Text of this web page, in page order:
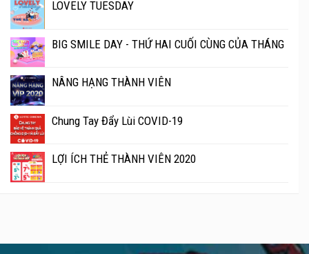
LOVELY TUESDAY
BIG SMILE DAY - THỨ HAI CUỐI CÙNG CỦA THÁNG
NÂNG HẠNG THÀNH VIÊN
Chung Tay Đẩy Lùi COVID-19
LỢI ÍCH THẺ THÀNH VIÊN 2020